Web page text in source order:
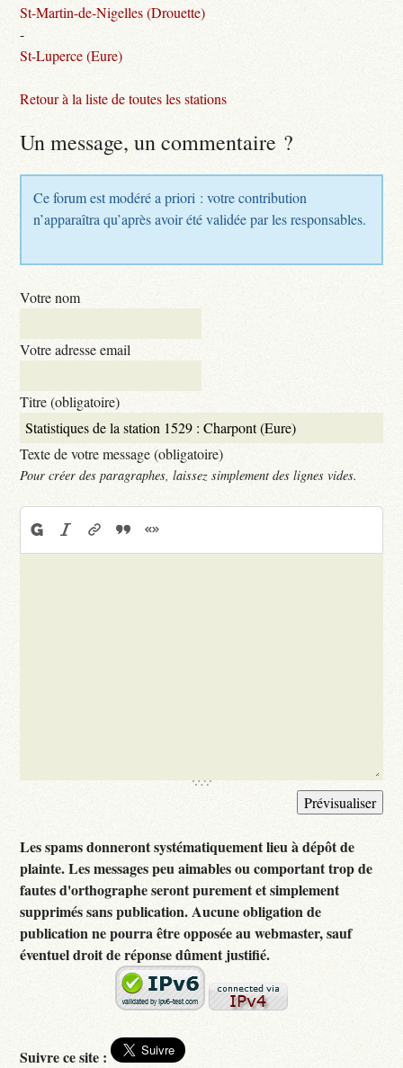
St-Martin-de-Nigelles (Drouette)
-
St-Luperce (Eure)
Retour à la liste de toutes les stations
Un message, un commentaire ?
Ce forum est modéré a priori : votre contribution
n’apparaîtra qu’après avoir été validée par les responsables.
Votre nom
Votre adresse email
Titre (obligatoire)
Texte de votre message (obligatoire)
Pour créer des paragraphes, laissez simplement des lignes vides.
Les spams donneront systématiquement lieu à dépôt de
plainte. Les messages peu aimables ou comportant trop de
fautes d'orthographe seront purement et simplement
supprimés sans publication. Aucune obligation de
publication ne pourra être opposée au webmaster, sauf
éventuel droit de réponse dûment justifié.
Suivre ce site :